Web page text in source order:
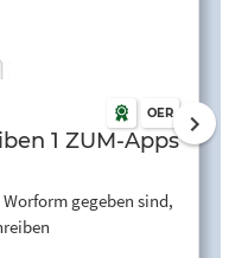
OER
Zahlen lesen und schreiben 1 ZUM-Apps
gegeben sind,